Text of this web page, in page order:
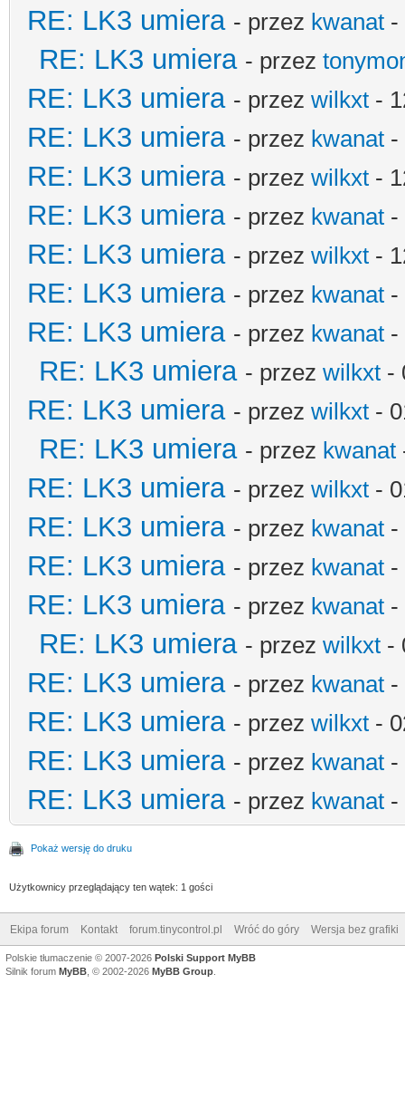
RE: LK3 umiera - przez kwanat -
RE: LK3 umiera - przez
RE: LK3 umiera - przez wilkxt -
RE: LK3 umiera - przez kwanat -
RE: LK3 umiera - przez wilkxt -
RE: LK3 umiera - przez kwanat -
RE: LK3 umiera - przez wilkxt -
RE: LK3 umiera - przez kwanat -
RE: LK3 umiera - przez kwanat -
RE: LK3 umiera - przez wilkxt -
RE: LK3 umiera - przez wilkxt -
RE: LK3 umiera - przez kwanat
RE: LK3 umiera - przez wilkxt -
RE: LK3 umiera - przez kwanat -
RE: LK3 umiera - przez kwanat -
RE: LK3 umiera - przez kwanat -
RE: LK3 umiera - przez wilkxt -
RE: LK3 umiera - przez kwanat -
RE: LK3 umiera - przez wilkxt -
RE: LK3 umiera - przez kwanat -
RE: LK3 umiera - przez kwanat -
Pokaż wersję do druku
Użytkownicy przeglądający ten wątek: 1 gości
Ekipa forum Kontakt forum.tinycontrol.pl Wróć do góry Wersja bez grafiki
Polskie tłumaczenie © 2007-2026 Polski Support MyBB
Silnik forum MyBB , © 2002-2026 MyBB Group